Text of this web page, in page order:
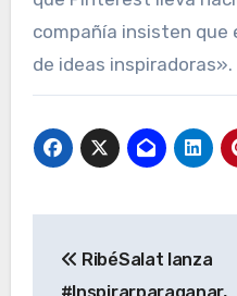
compañía insisten que
de ideas inspiradoras».
de
RibéSalat lanza
#Inspirarparaganar,